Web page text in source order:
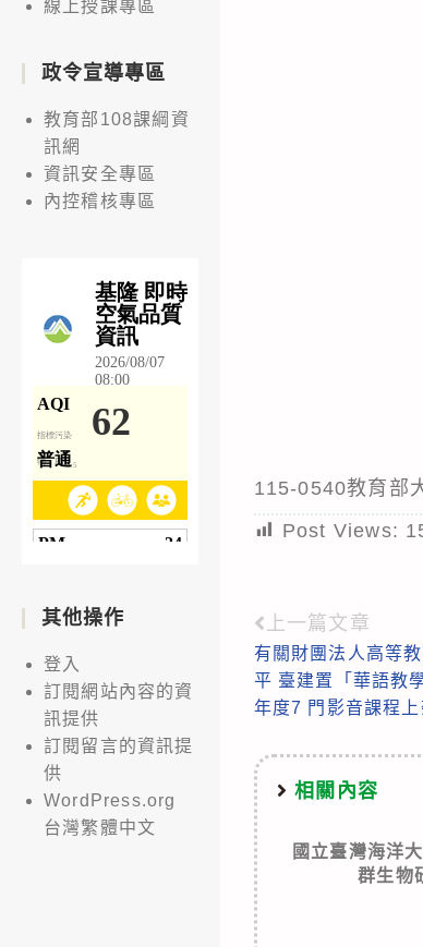
115-0540教育部
Post Views:
Read
more
articles
上一篇文章
有關財團法人高等
平 臺建置「華語教
年度7 門影音課程上
相關內容
國立臺灣海洋
群生物
線上授課專區
政令宣導專區
教育部108課綱資
訊網
資訊安全專區
內控稽核專區
其他操作
登入
訂閱網站內容的資
訊提供
訂閱留言的資訊提
供
WordPress.org
台灣繁體中文